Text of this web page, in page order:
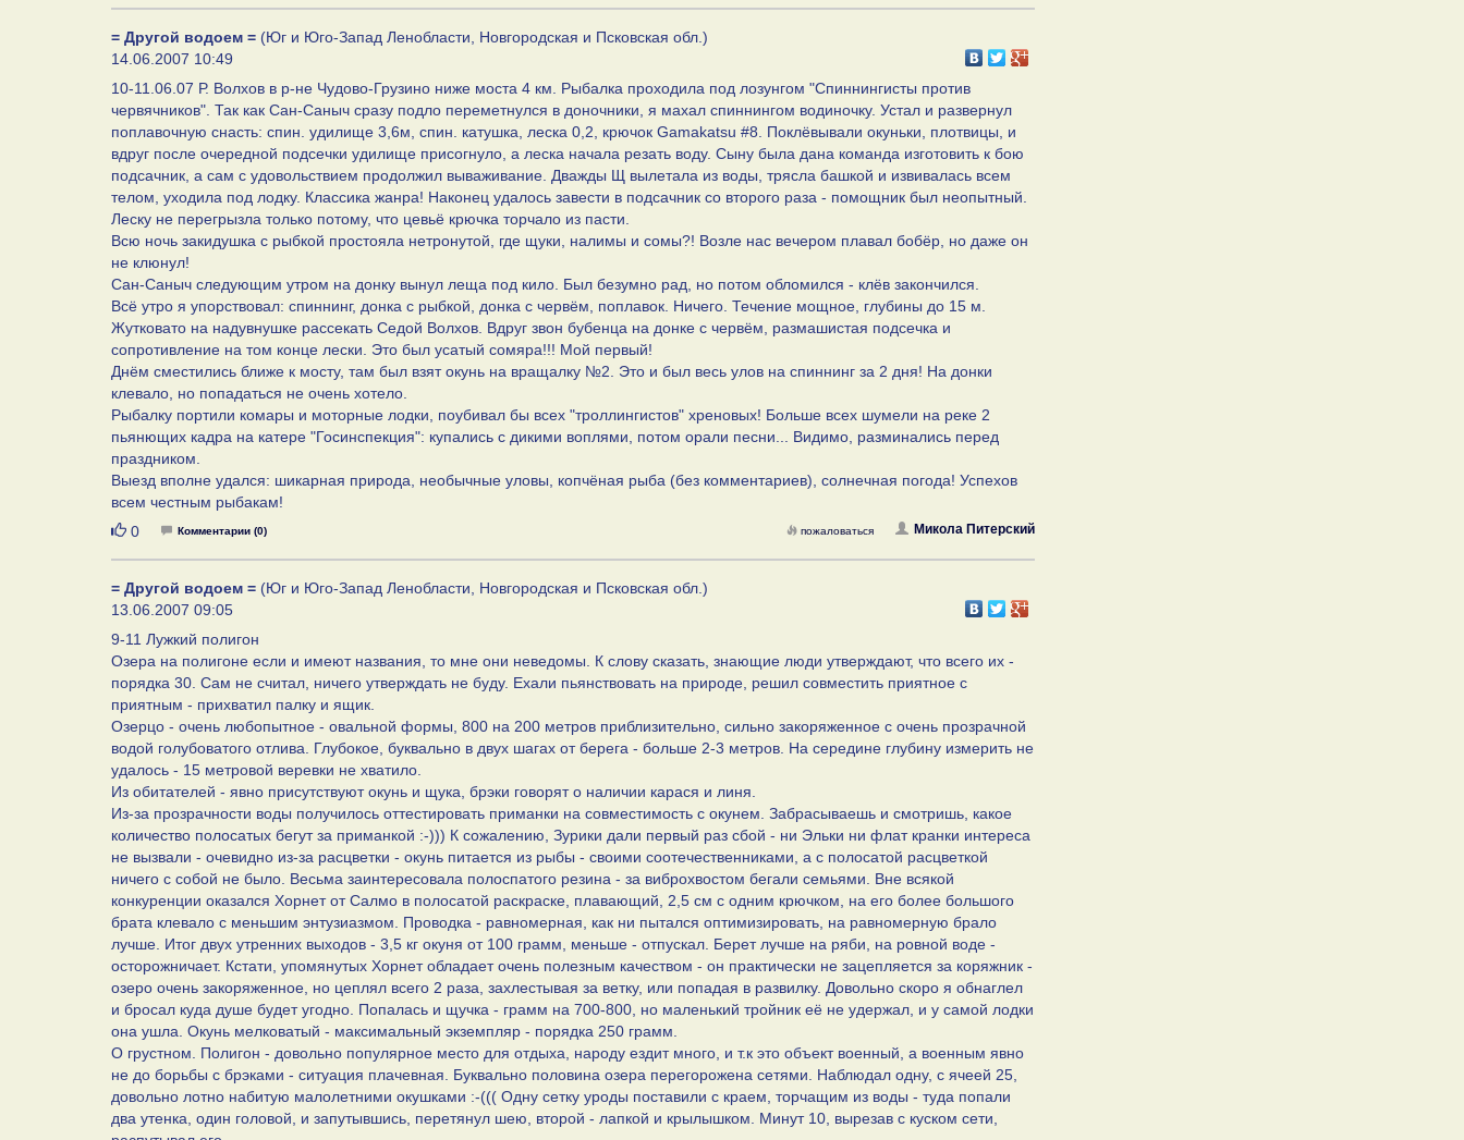
= Другой водоем = (Юг и Юго-Запад Ленобласти, Новгородская и Псковская обл.)
14.06.2007 10:49
10-11.06.07 Р. Волхов в р-не Чудово-Грузино ниже моста 4 км. Рыбалка проходила под лозунгом "Спиннингисты против
червячников". Так как Сан-Саныч сразу подло переметнулся в доночники, я махал спиннингом водиночку. Устал и развернул
поплавочную снасть: спин. удилище 3,6м, спин. катушка, леска 0,2, крючок Gamakatsu #8. Поклёвывали окуньки, плотвицы, и
вдруг после очередной подсечки удилище присогнуло, а леска начала резать воду. Сыну была дана команда изготовить к бою
подсачник, а сам с удовольствием продолжил вываживание. Дважды Щ вылетала из воды, трясла башкой и извивалась всем
телом, уходила под лодку. Классика жанра! Наконец удалось завести в подсачник со второго раза - помощник был неопытный.
Леску не перегрызла только потому, что цевьё крючка торчало из пасти.
Всю ночь закидушка с рыбкой простояла нетронутой, где щуки, налимы и сомы?! Возле нас вечером плавал бобёр, но даже он
не клюнул!
Сан-Саныч следующим утром на донку вынул леща под кило. Был безумно рад, но потом обломился - клёв закончился.
Всё утро я упорствовал: спиннинг, донка с рыбкой, донка с червём, поплавок. Ничего. Течение мощное, глубины до 15 м.
Жутковато на надувнушке рассекать Седой Волхов. Вдруг звон бубенца на донке с червём, размашистая подсечка и
сопротивление на том конце лески. Это был усатый сомяра!!! Мой первый!
Днём сместились ближе к мосту, там был взят окунь на вращалку №2. Это и был весь улов на спиннинг за 2 дня! На донки
клевало, но попадаться не очень хотело.
Рыбалку портили комары и моторные лодки, поубивал бы всех "троллингистов" хреновых! Больше всех шумели на реке 2
пьянющих кадра на катере "Госинспекция": купались с дикими воплями, потом орали песни... Видимо, разминались перед
праздником.
Выезд вполне удался: шикарная природа, необычные уловы, копчёная рыба (без комментариев), солнечная погода! Успехов
всем честным рыбакам!
Нравится
0 Комментарии (0) Микола Питерский
пожаловаться
= Другой водоем = (Юг и Юго-Запад Ленобласти, Новгородская и Псковская обл.)
13.06.2007 09:05
9-11 Лужкий полигон
Озера на полигоне если и имеют названия, то мне они неведомы. К слову сказать, знающие люди утверждают, что всего их -
порядка 30. Сам не считал, ничего утверждать не буду. Ехали пьянствовать на природе, решил совместить приятное с
приятным - прихватил палку и ящик.
Озерцо - очень любопытное - овальной формы, 800 на 200 метров приблизительно, сильно закоряженное с очень прозрачной
водой голубоватого отлива. Глубокое, буквально в двух шагах от берега - больше 2-3 метров. На середине глубину измерить не
удалось - 15 метровой веревки не хватило.
Из обитателей - явно присутствуют окунь и щука, брэки говорят о наличии карася и линя.
Из-за прозрачности воды получилось оттестировать приманки на совместимость с окунем. Забрасываешь и смотришь, какое
количество полосатых бегут за приманкой :-))) К сожалению, Зурики дали первый раз сбой - ни Эльки ни флат кранки интереса
не вызвали - очевидно из-за расцветки - окунь питается из рыбы - своими соотечественниками, а с полосатой расцветкой
ничего с собой не было. Весьма заинтересовала полоспатого резина - за виброхвостом бегали семьями. Вне всякой
конкуренции оказался Хорнет от Салмо в полосатой раскраске, плавающий, 2,5 см с одним крючком, на его более большого
брата клевало с меньшим энтузиазмом. Проводка - равномерная, как ни пытался оптимизировать, на равномерную брало
лучше. Итог двух утренних выходов - 3,5 кг окуня от 100 грамм, меньше - отпускал. Берет лучше на ряби, на ровной воде -
осторожничает. Кстати, упомянутых Хорнет обладает очень полезным качеством - он практически не зацепляется за коряжник -
озеро очень закоряженное, но цеплял всего 2 раза, захлестывая за ветку, или попадая в развилку. Довольно скоро я обнаглел
и бросал куда душе будет угодно. Попалась и щучка - грамм на 700-800, но маленький тройник её не удержал, и у самой лодки
она ушла. Окунь мелковатый - максимальный экземпляр - порядка 250 грамм.
О грустном. Полигон - довольно популярное место для отдыха, народу ездит много, и т.к это объект военный, а военным явно
не до борьбы с брэками - ситуация плачевная. Буквально половина озера перегорожена сетями. Наблюдал одну, с ячеей 25,
довольно лотно набитую малолетними окушками :-((( Одну сетку уроды поставили с краем, торчащим из воды - туда попали
два утенка, один головой, и запутывшись, перетянул шею, второй - лапкой и крылышком. Минут 10, вырезав с куском сети,